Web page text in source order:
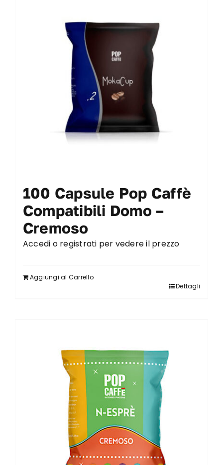
100 Capsule Pop Caffè
Compatibili Domo –
Cremoso
Accedi o registrati per vedere il prezzo
Aggiungi al Carrello
Dettagli